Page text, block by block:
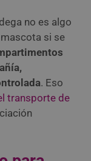
no es algo
si se
. Eso
transporte de